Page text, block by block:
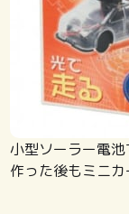
小型ソーラー電
作った後もミニカ